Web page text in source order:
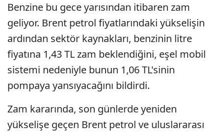
Benzine bu gece yarısından itibaren zam
geliyor. Brent petrol fiyatlarındaki yükselişin
ardından sektör kaynakları, benzinin litre
fiyatına 1,43 TL zam beklendiğini, eşel mobil
sistemi nedeniyle bunun 1,06 TL'sinin
pompaya yansıyacağını bildirdi.
Zam kararında, son günlerde yeniden
yükselişe geçen Brent petrol ve uluslararası